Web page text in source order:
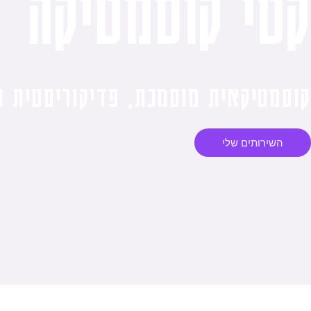
השירותים שלי